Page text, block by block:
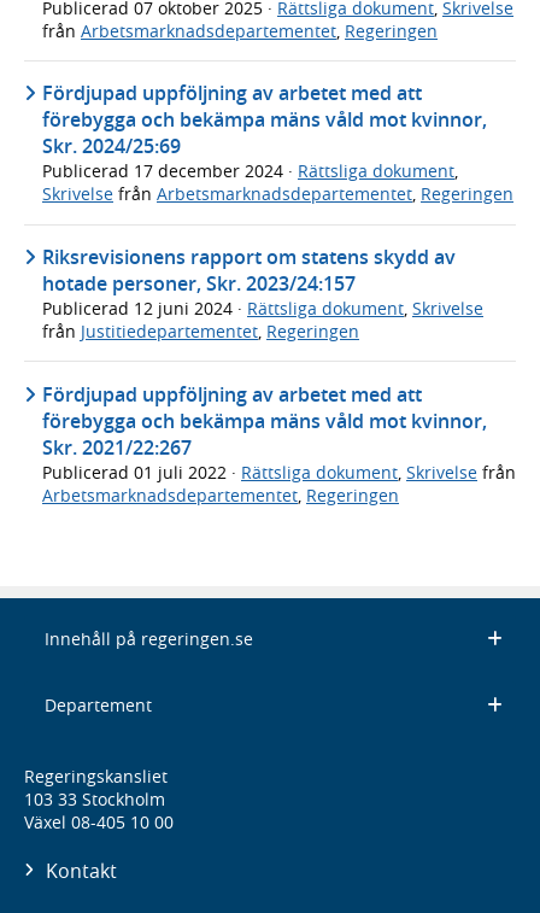
Publicerad 07 oktober 2025 · Rättsliga dokument Skrivelse
från Arbetsmarknadsdepartementet Regeringen
Fördjupad uppföljning av arbetet med att
förebygga och bekämpa mäns våld mot kvinnor,
Skr. 2024/25:69
Publicerad 17 december 2024 · Rättsliga dokument,
Skrivelse från Arbetsmarknadsdepartementet, Regeringen
Riksrevisionens rapport om statens skydd av
hotade personer, Skr. 2023/24:157
Publicerad 12 juni 2024 · Rättsliga dokument, Skrivelse
från Justitiedepartementet, Regeringen
Fördjupad uppföljning av arbetet med att
förebygga och bekämpa mäns våld mot kvinnor,
Skr. 2021/22:267
Publicerad 01 juli 2022 · Rättsliga dokument Skrivelse från
Arbetsmarknadsdepartementet Regeringen
Innehåll på regeringen.se
Departement
Regeringskansliet
103 33 Stockholm
Växel 08-405 10 00
Kontakt